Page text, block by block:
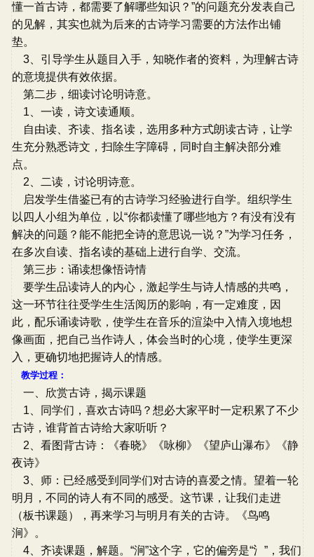
懂一首古诗，都需要了解哪些知识？”的问题充分发表自己
的见解，其实也就为后来的古诗学习需要的方法作出铺
垫。
3、引导学生从题目入手，知晓作者的资料，为理解古诗
的意境提供有效依据。
第二步，细读讨论明诗意。
1、一读，诗文读通顺。
自由读、齐读、指名读，选用多种方式朗读古诗，让学
生充分熟悉诗文，扫除生字障碍，同时自主解决部分难
点。
2、二读，讨论明诗意。
启发学生借鉴已有的古诗学习经验进行自学。组织学生
以四人小组为单位，以“你都读懂了哪些地方？有没有没有
解决的问题？能不能把全诗的意思说一说？”为学习任务，
在多次自读、指名读的基础上进行自学、交流。
第三步：诵读想像悟诗情
要学生品读诗人的内心，激起学生与诗人情感的共鸣，
这一环节往往受学生生活阅历的影响，有一定难度，因
此，配乐诵读诗歌，使学生在音乐的渲染中入情入境地想
像画面，把自己当作诗人，体会当时的心境，使学生更深
入，更确切地把握诗人的情感。
教学过程：
一、欣赏古诗，揭示课题
1、同学们，喜欢古诗吗？想必大家平时一定积累了不少
古诗，谁背首古诗给大家听听？
2、看图背古诗：《春晓》《咏柳》《望庐山瀑布》《静
夜诗》
3、师：已经感受到同学们对古诗的喜爱之情。望着一轮
明月，不同的诗人有不同的感受。这节课，让我们走进
（板书课题），再来学习与明月有关的古诗。《鸟鸣
涧》。
4、齐读课题，解题。“涧”这个字，它的偏旁是“氵”，我们